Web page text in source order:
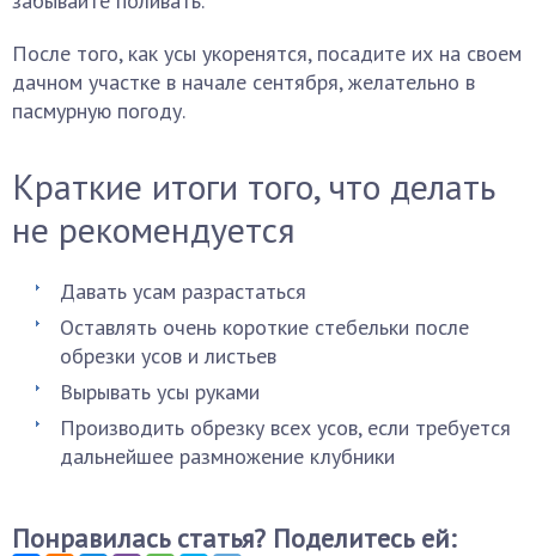
После того, как усы укоренятся, посадите их на своем
дачном участке в начале сентября, желательно в
пасмурную погоду.
Краткие итоги того, что делать
не рекомендуется
Давать усам разрастаться
Оставлять очень короткие стебельки после
обрезки усов и листьев
Вырывать усы руками
Производить обрезку всех усов, если требуется
дальнейшее размножение клубники
Понравилась статья? Поделитесь ей: